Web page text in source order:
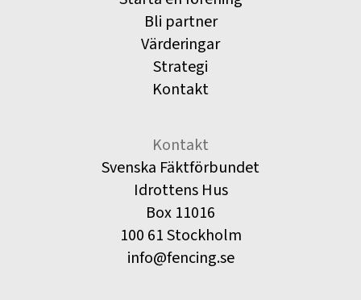
Bli partner
Värderingar
Strategi
Kontakt
Kontakt
Svenska Fäktförbundet
Idrottens Hus
Box 11016
100 61 Stockholm
info@fencing.se